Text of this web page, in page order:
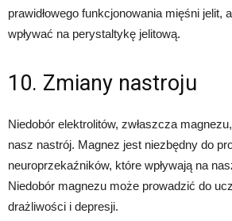
prawidłowego funkcjonowania mięśni jelit,
wpływać na perystaltykę jelitową.
10. Zmiany nastroju
Niedobór elektrolitów, zwłaszcza
nasz nastrój. Magnez jest niezbędny do
neuroprzekaźników, które wpływają na
Niedobór magnezu może prowadzić do
drażliwości i depresji.